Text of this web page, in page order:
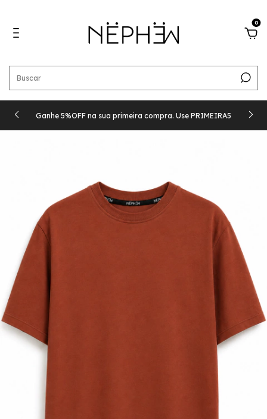
0
Ganhe 5%OFF na sua primeira compra. Use PRIMEIRA5